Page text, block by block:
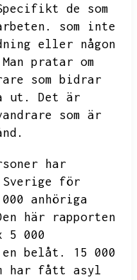
de som
som inte
eller någon
Man pratar om
som bidrar
ut.
Det är
som är
har
för
000 anhöriga
här rapporten
000
belåt. 15 000
har fått asyl